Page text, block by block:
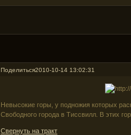
Поделиться2010-10-14 13:02:31
Невысокие горы, у подножия которых
Свободного города в Тиссвилл. В этих
Свернуть на тракт